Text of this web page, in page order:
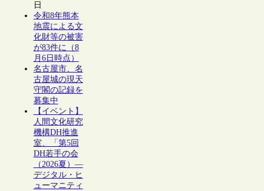
日
令和8年熊本
地震による文
化財等の被害
が83件に（8
月6日時点）
名古屋市、名
古屋城の現天
守閣の記録を
募集中
【イベント】
人間文化研究
機構DH推進
室、「第5回
DH若手の会
（2026夏）―
デジタル・ヒ
ューマニティ